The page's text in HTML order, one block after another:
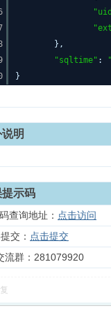
},
"sqltime" :
}
明
示码
查询地址： 点击访问
交： 点击提交
流群：281079920